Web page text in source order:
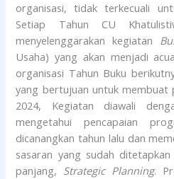
organisasi, tidak terkecuali
Setiap Tahun CU
menyelenggarakan kegiatan
Usaha) yang akan menjadi
organisasi Tahun Buku
yang bertujuan untuk membuat
2024, Kegiatan diawali
mengetahui pencapaian
dicanangkan tahun lalu dan
sasaran yang sudah
panjang, Strategic Planning.